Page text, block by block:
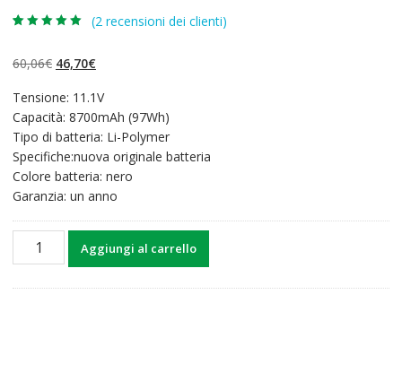
base di
recensioni
(2 recensioni dei clienti)
60,06€ Il
originale
era:
60,06€.
46,70€Il
attuale
è:
46,70€.
Tensione: 11.1V
Capacità: 8700mAh (97Wh)
Tipo di batteria: Li-Polymer
Specifiche:nuova originale batteria
Colore batteria: nero
Garanzia: un anno
Batteria
Aggiungi al carrello